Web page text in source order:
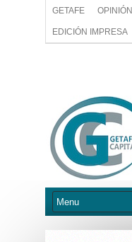
GETAFE OPINIÓN
EDICIÓN IMPRESA